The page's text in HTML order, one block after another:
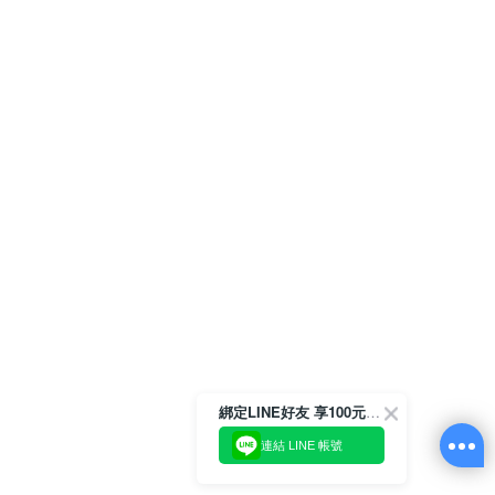
綁定LINE好友 享100元折價券
連結 LINE 帳號